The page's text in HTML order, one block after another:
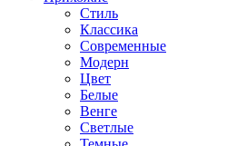
Стиль
Классика
Современные
Модерн
Цвет
Белые
Венге
Светлые